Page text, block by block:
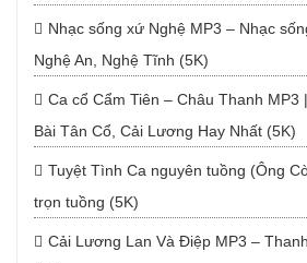
Nhạc sống xứ Nghệ MP3 – Nhạc
Nghệ An, Nghệ Tĩnh (5K)
Ca cổ Cẩm Tiên – Châu Thanh MP3
Bài Tân Cổ, Cải Lương Hay Nhất (5K)
Tuyệt Tình Ca nguyên tuồng (Ông
trọn tuồng (5K)
Cải Lương Lan Và Điệp MP3 –